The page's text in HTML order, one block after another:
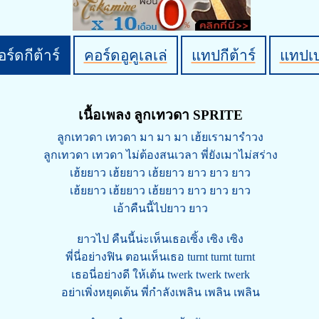
ร์ดกีต้าร์ คอร์ดอูคูเลเล่ แทปกีต้าร์ แทปเ
เนื้อเพลง ลูกเทวดา SPRITE
ลูกเทวดา เทวดา มา มา มา เฮ้ยเรามารำวง
ลูกเทวดา เทวดา ไม่ต้องสนเวลา พี่ยังเมาไม่สร่าง
เฮ้ยยาว เฮ้ยยาว เฮ้ยยาว ยาว ยาว ยาว
เฮ้ยยาว เฮ้ยยาว เฮ้ยยาว ยาว ยาว ยาว
เอ้าคืนนี้ไปยาว ยาว
ยาวไป คืนนี้น่ะเห็นเธอเซิ้ง เซิง เซิง
พี่นี่อย่างฟิน ตอนเห็นเธอ turnt turnt turnt
เธอนี่อย่างดี ให้เต้น twerk twerk twerk
อย่าเพิ่งหยุดเต้น พี่กำลังเพลิน เพลิน เพลิน